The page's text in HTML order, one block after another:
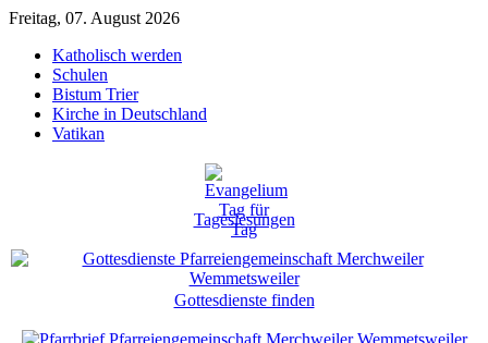
Freitag, 07. August 2026
Katholisch werden
Schulen
Bistum Trier
Kirche in Deutschland
Vatikan
Tageslesungen
Gottesdienste finden